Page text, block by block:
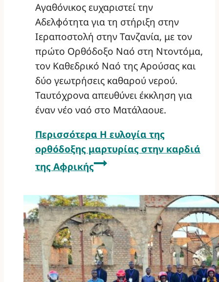
Αγαθόνικος ευχαριστεί την
Αδελφότητα για τη στήριξη στην
Ιεραποστολή στην Τανζανία, με τον
πρώτο Ορθόδοξο Ναό στη Ντοντόμα,
τον Καθεδρικό Ναό της Αρούσας και
δύο γεωτρήσεις καθαρού νερού.
Ταυτόχρονα απευθύνει έκκληση για
έναν νέο ναό στο Ματάλαουε.
Περισσότερα Η ευλογία της
ορθόδοξης μαρτυρίας στην καρδιά
της Αφρικής